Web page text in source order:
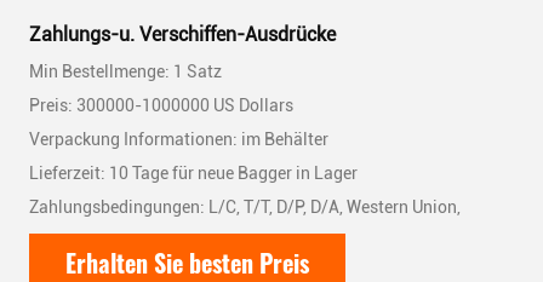
Zahlungs-u. Verschiffen-Ausdrücke
Min Bestellmenge: 1 Satz
Preis: 300000-1000000 US Dollars
Verpackung Informationen: im Behälter
Lieferzeit: 10 Tage für neue Bagger in Lager
Zahlungsbedingungen: L/C, T/T, D/P, D/A, Western Union,
Erhalten Sie besten Preis